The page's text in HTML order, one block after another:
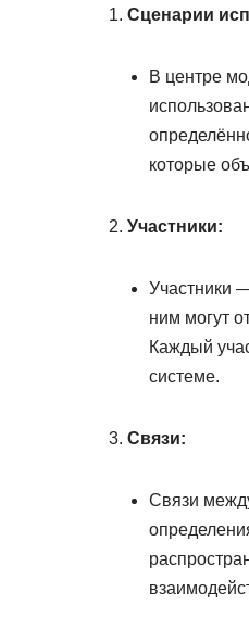
Сценарии
В центре
которые
Участники:
Участники
ним могут
Каждый
системе.
Связи:
Связи